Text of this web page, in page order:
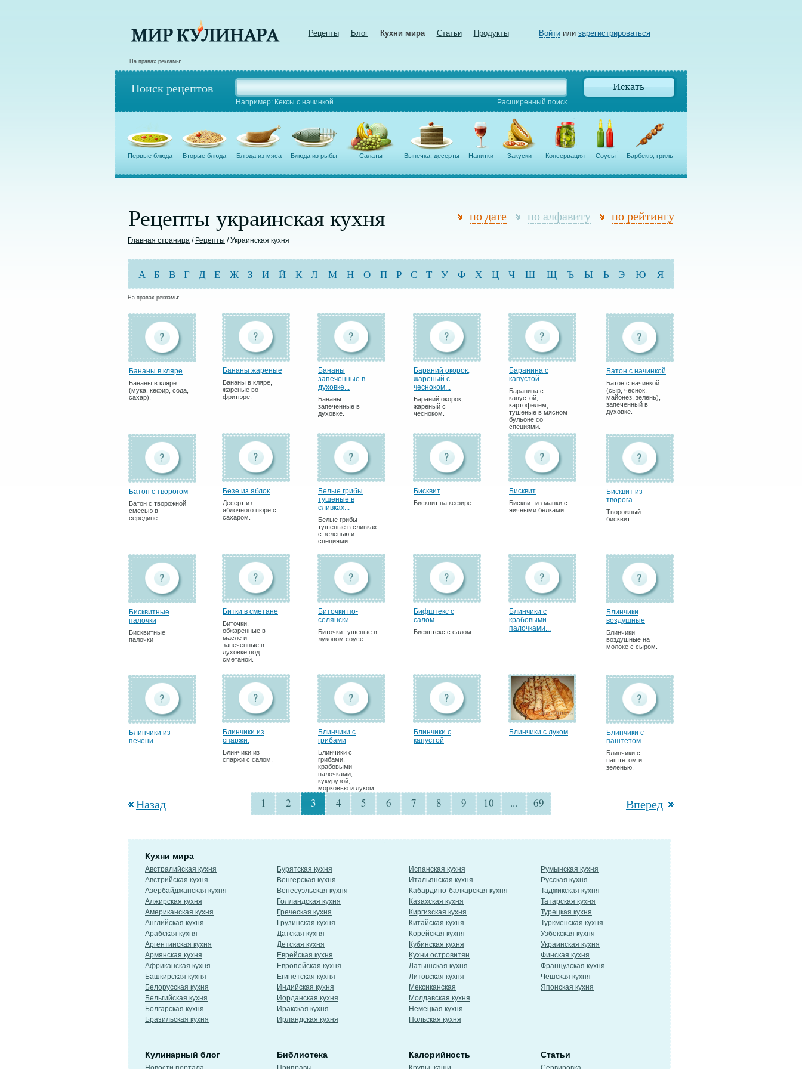
Рецепты Блог Кухни мира Статьи Продукты Войтиили зарегистрироваться
На правах рекламы:
Поиск рецептов
Например: Кексы с начинкой Расширенный поиск
Первые блюда Вторые блюда Блюда из мяса Блюда из рыбы Салаты Выпечка, десерты Напитки Закуски Консервация Соусы Барбекю, гриль
Рецепты украинская кухня по дате по алфавиту по рейтингу
Главная страница / Рецепты / Украинская кухня
А Б В Г Д Е Ж З И Й К Л М Н О П Р С Т У Ф Х Ц Ч Ш Щ Ъ Ы Ь Э Ю Я
На правах рекламы:
Бананы в кляре
Бананы в кляре
(мука, кефир, сода,
сахар).
Бананы жареные
Бананы в кляре,
жареные во
фритюре.
Бананы
запеченные в
духовке...
Бананы
запеченные в
духовке.
Бараний окорок,
жареный с
чесноком...
Бараний окорок,
жареный с
чесноком.
Баранина с
капустой
Баранина с
капустой,
картофелем,
тушеные в мясном
бульоне со
специями.
Батон с начинкой
Батон с начинкой
(сыр, чеснок,
майонез, зелень),
запеченный в
духовке.
Батон с творогом
Батон с творожной
смесью в
середине.
Безе из яблок
Десерт из
яблочного пюре с
сахаром.
Белые грибы
тушеные в
сливках...
Белые грибы
тушеные в сливках
с зеленью и
специями.
Бисквит
Бисквит на кефире
Бисквит
Бисквит из манки с
яичными белками.
Бисквит из
творога
Творожный
бисквит.
Бисквитные
палочки
Бисквитные
палочки
Битки в сметане
Биточки,
обжаренные в
масле и
запеченные в
духовке под
сметаной.
Биточки по-
селянски
Биточки тушеные в
луковом соусе
Бифштекс с
салом
Бифштекс с салом.
Блинчики с
крабовыми
палочками...
Блинчики
воздушные
Блинчики
воздушные на
молоке с сыром.
Блинчики из
печени
Блинчики из
спаржи.
Блинчики из
спаржи с салом.
Блинчики с
грибами
Блинчики с
грибами,
крабовыми
палочками,
кукурузой,
морковью и луком.
Блинчики с
капустой
Блинчики с луком
Блинчики с
паштетом
Блинчики с
паштетом и
зеленью.
Назад 1 2 3 4 5 6 7 8 9 10 ... 69 Вперед
Кухни мира
Австралийская кухня
Австрийская кухня
Азербайджанская кухня
Алжирская кухня
Американская кухня
Английская кухня
Арабская кухня
Аргентинская кухня
Армянская кухня
Африканская кухня
Башкирская кухня
Белорусская кухня
Бельгийская кухня
Болгарская кухня
Бразильская кухня
Бурятская кухня
Венгерская кухня
Венесуэльская кухня
Голландская кухня
Греческая кухня
Грузинская кухня
Датская кухня
Детская кухня
Еврейская кухня
Европейская кухня
Египетская кухня
Индийская кухня
Иорданская кухня
Иракская кухня
Ирландская кухня
Испанская кухня
Итальянская кухня
Кабардино-балкарская кухня
Казахская кухня
Киргизская кухня
Китайская кухня
Корейская кухня
Кубинская кухня
Кухни островитян
Латышская кухня
Литовская кухня
Мексиканская
Молдавская кухня
Немецкая кухня
Польская кухня
Румынская кухня
Русская кухня
Таджикская кухня
Татарская кухня
Турецкая кухня
Туркменская кухня
Узбекская кухня
Украинская кухня
Финская кухня
Французская кухня
Чешская кухня
Японская кухня
Кулинарный блог Библиотека Калорийность Статьи